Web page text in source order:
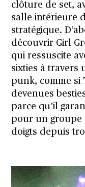
clôture de set,
salle intérieure
stratégique.
découvrir Girl
qui ressuscite
sixties à travers
punk, comme si
devenues
parce qu’il
pour un groupe
doigts depuis